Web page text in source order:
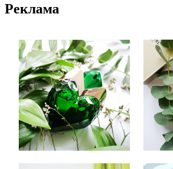
Реклама